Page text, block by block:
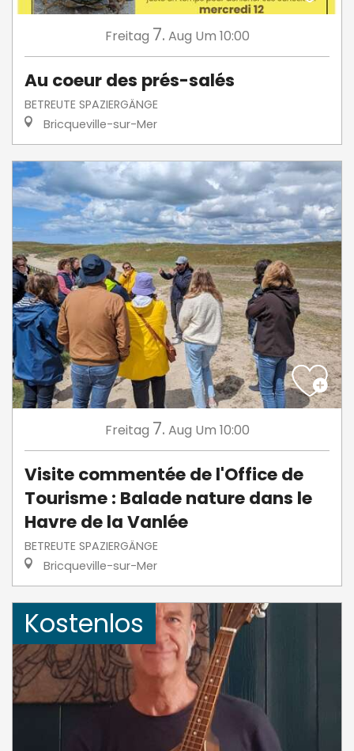
Freitag 7. Aug Um 10:00
Au coeur des prés-salés
BETREUTE SPAZIERGÄNGE
Bricqueville-sur-Mer
Freitag 7. Aug Um 10:00
Visite commentée de l'Office de
Tourisme : Balade nature dans le
Havre de la Vanlée
BETREUTE SPAZIERGÄNGE
Bricqueville-sur-Mer
Kostenlos